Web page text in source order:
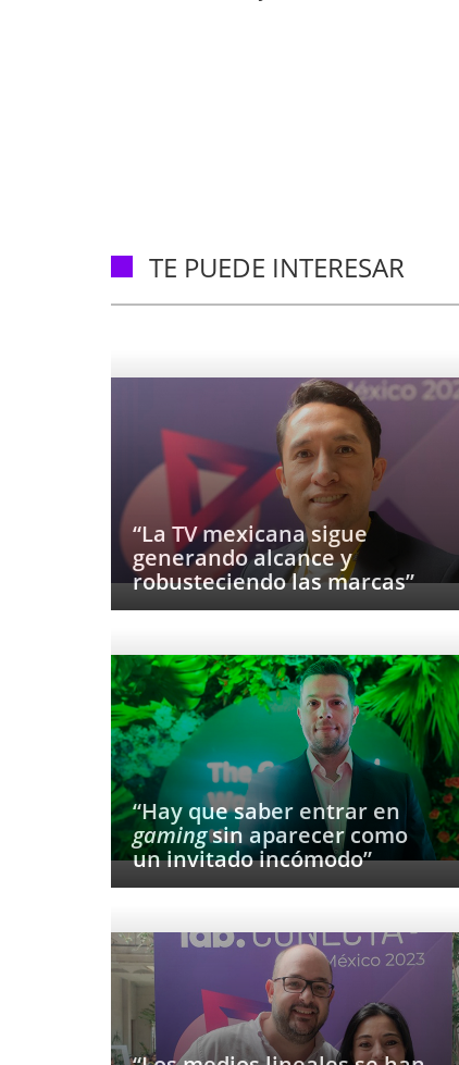
TE PUEDE INTERESAR
“La TV mexicana sigue
generando alcance y
robusteciendo las marcas”
“Hay que saber entrar en
gamingsin aparecer como
un invitado incómodo”